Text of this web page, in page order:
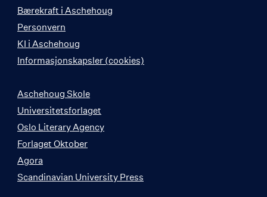
Bærekraft i Aschehoug
Personvern
KI i Aschehoug
Informasjonskapsler (cookies)
Aschehoug Skole
Universitetsforlaget
Oslo Literary Agency
Forlaget Oktober
Agora
Scandinavian University Press